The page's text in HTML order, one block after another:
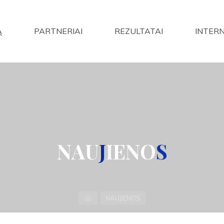
PARTNERIAI REZULTATAI
NAUJIENOS